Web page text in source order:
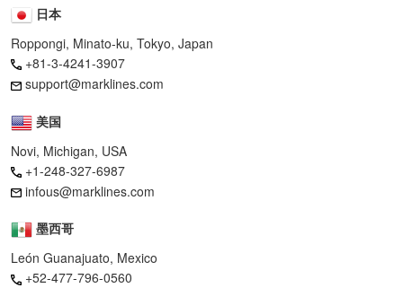
日本
Roppongi, Minato-ku, Tokyo, Japan
+81-3-4241-3907
support@marklines.com
美国
Novi, Michigan, USA
+1-248-327-6987
infous@marklines.com
墨西哥
León Guanajuato, Mexico
+52-477-796-0560